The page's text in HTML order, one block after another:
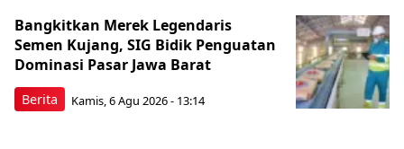
Berita
Bangkitkan Merek Legendaris
Semen Kujang, SIG Bidik Penguatan
Dominasi Pasar Jawa Barat
Kamis, 6 Agu 2026 - 13:14